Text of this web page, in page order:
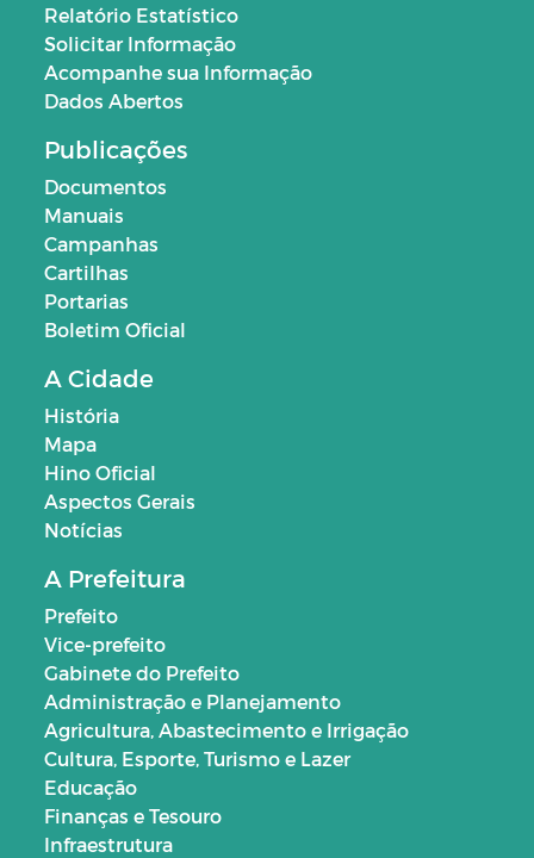
Relatório Estatístico
Solicitar Informação
Acompanhe sua Informação
Dados Abertos
Publicações
Documentos
Manuais
Campanhas
Cartilhas
Portarias
Boletim Oficial
A Cidade
História
Mapa
Hino Oficial
Aspectos Gerais
Notícias
A Prefeitura
Prefeito
Vice-prefeito
Gabinete do Prefeito
Administração e Planejamento
Agricultura, Abastecimento e Irrigação
Cultura, Esporte, Turismo e Lazer
Educação
Finanças e Tesouro
Infraestrutura